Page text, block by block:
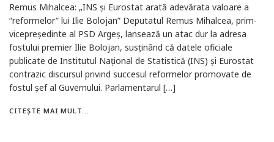
Remus Mihalcea: „INS și Eurostat arată adevărata valoare a
“reformelor” lui Ilie Bolojan” Deputatul Remus Mihalcea, prim-
vicepreședinte al PSD Argeș, lansează un atac dur la adresa
fostului premier Ilie Bolojan, susținând că datele oficiale
publicate de Institutul Național de Statistică (INS) și Eurostat
contrazic discursul privind succesul reformelor promovate de
fostul șef al Guvernului. Parlamentarul […]
CITEȘTE MAI MULT...